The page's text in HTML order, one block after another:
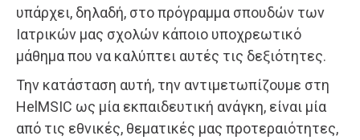
υπάρχει, δηλαδή, στο πρόγραμμα σπουδών των
Ιατρικών μας σχολών κάποιο υποχρεωτικό
μάθημα που να καλύπτει αυτές τις δεξιότητες.
Την κατάσταση αυτή, την αντιμετωπίζουμε στη
HelMSIC ως μία εκπαιδευτική ανάγκη, είναι μία
από τις εθνικές, θεματικές μας προτεραιότητες,